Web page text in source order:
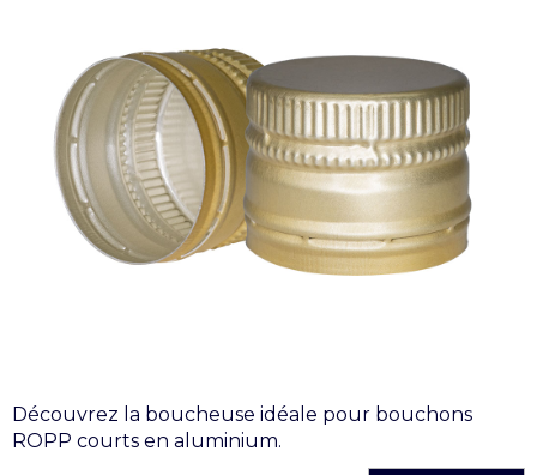
Découvrez la boucheuse idéale pour bouchons
ROPP courts en aluminium.